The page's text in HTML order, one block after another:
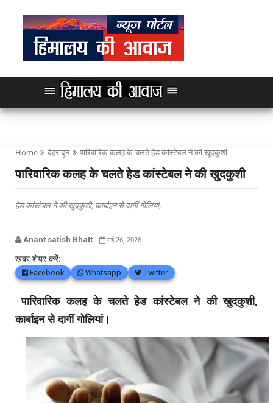
Home देहरादून पारिवारिक कलह के चलते हेड कांस्टेबल ने की खुदकुशी
पारिवारिक कलह के चलते हेड कांस्टेबल ने की खुदकुशी
हेड कांस्टेबल ने की खुदकुशी, कार्बाइन से दागीं गोलियां,
Anant satish Bhatt मई 26, 2026
खबर शेयर करें:
Facebook Whatsapp Twitter
पारिवारिक कलह के चलते हेड कांस्टेबल ने की खुदकुशी,
कार्बाइन से दागीं गोलियां।